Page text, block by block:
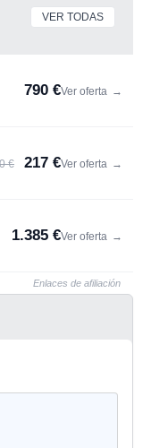
VER TODAS
790 €Ver oferta →
€ 217 €Ver oferta →
1.385 €Ver oferta →
Enlaces de afiliación